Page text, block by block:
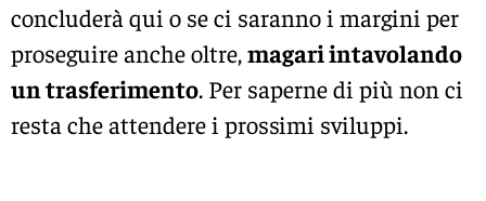
concluderà qui o se ci saranno i margini per
proseguire anche oltre,magari intavolando
un trasferimento. Per saperne di più non ci
resta che attendere i prossimi sviluppi.